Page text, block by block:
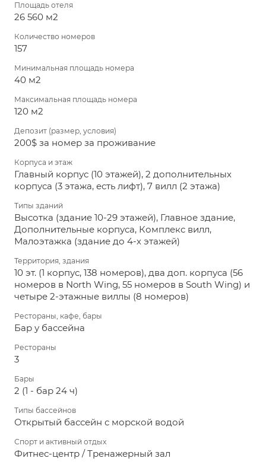
Площадь отеля
26 560 м2
Количество номеров
157
Минимальная площадь номера
40 м2
Максимальная площадь номера
120 м2
Депозит (размер, условия)
200$ за номер за проживание
Корпуса и этаж
Главный корпус (10 этажей), 2 дополнительных
корпуса (3 этажа, есть лифт), 7 вилл (2 этажа)
Типы зданий
Высотка (здание 10-29 этажей), Главное здание,
Дополнительные корпуса, Комплекс вилл,
Малоэтажка (здание до 4-х этажей)
Территория, здания
10 эт. (1 корпус, 138 номеров), два доп. корпуса (56
номеров в North Wing, 55 номеров в South Wing) и
четыре 2-этажные виллы (8 номеров)
Рестораны, кафе, бары
Бар у бассейна
Рестораны
3
Бары
2 (1 - бар 24 ч)
Типы бассейнов
Открытый бассейн с морской водой
Спорт и активный отдых
Фитнес-центр / Тренажерный зал